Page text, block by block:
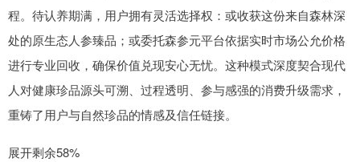
程。待认养期满，用户拥有灵活选择权：或收获这份来自森林深
处的原生态人参臻品；或委托森参元平台依据实时市场公允价格
进行专业回收，确保价值兑现安心无忧。这种模式深度契合现代
人对健康珍品源头可溯、过程透明、参与感强的消费升级需求，
重铸了用户与自然珍品的情感及信任链接。
展开剩余58%